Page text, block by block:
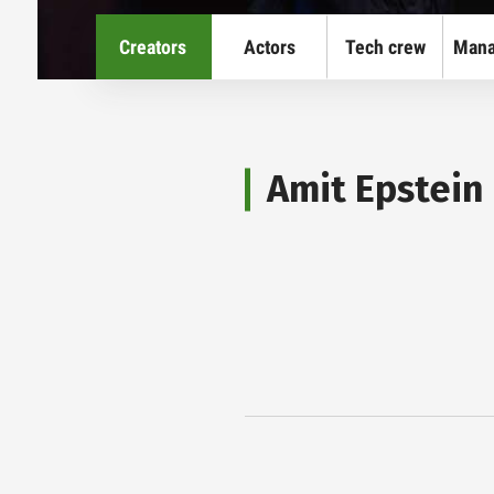
sub menu
Creators Actors Tech crew
Amit Epstein